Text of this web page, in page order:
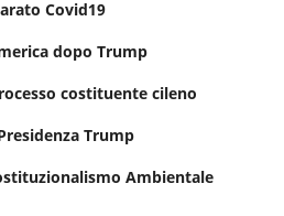
Covid19
dopo Trump
costituente cileno
Trump
Ambientale